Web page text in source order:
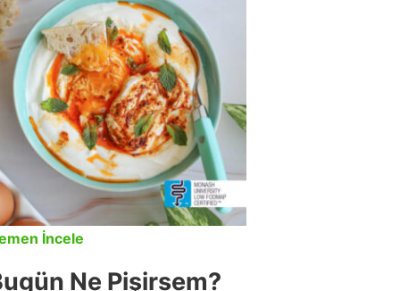
İncele
Ne Pişirsem?